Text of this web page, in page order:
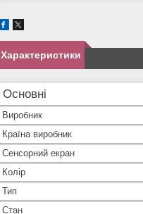
Характеристики
Основні
Виробник
Країна виробник
Сенсорний екран
Колір
Тип
Стан